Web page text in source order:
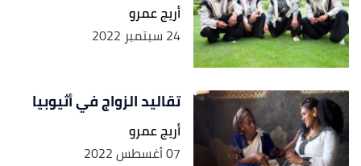
أريج عمرو
24 سبتمبر 2022
تقاليد الزواج في أثيوبيا
أريج عمرو
07 أغسطس 2022